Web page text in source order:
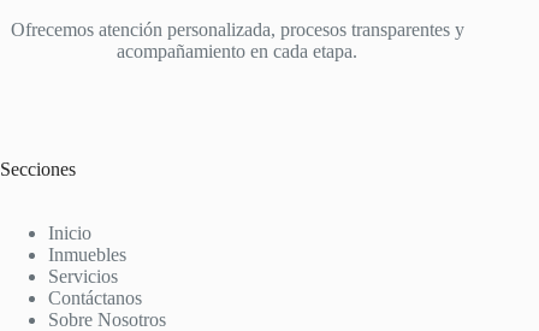
Ofrecemos atención personalizada, procesos transparentes y
acompañamiento en cada etapa.
Secciones
Inicio
Inmuebles
Servicios
Contáctanos
Sobre Nosotros